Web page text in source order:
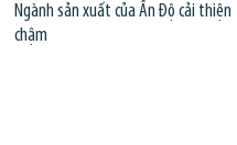
Ngành sản xuất của Ấn Độ cải thiện
chậm